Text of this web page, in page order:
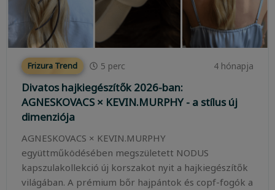
Frizura Trend 5 perc 4 hónapja
Divatos hajkiegészítők 2026-ban:
AGNESKOVACS × KEVIN.MURPHY - a stílus új
dimenziója
AGNESKOVACS × KEVIN.MURPHY
együttműködésében megszületett NODUS
kapszulakollekció új korszakot nyit a hajkiegészítők
világában. A prémium bőr hajpántok és copf-fogók a